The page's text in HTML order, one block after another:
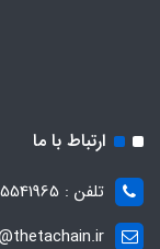
ارتباط با ما
تلفن : 04135541965